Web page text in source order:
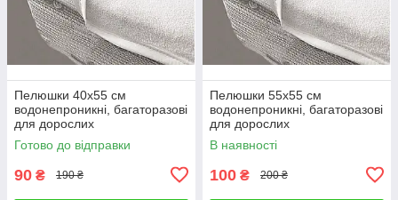
Пелюшки 40х55 см
водонепроникні, багаторазові
для дорослих
Готово до відправки
90 ₴ 190 ₴
Пелюшки 55х55 см
водонепроникні, багаторазові
для дорослих
В наявності
100 ₴ 200 ₴